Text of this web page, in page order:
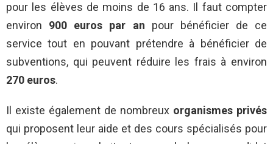
pour les élèves de moins de 16 ans. Il faut compter
environ 900 euros par an pour bénéficier de ce
service tout en pouvant prétendre à bénéficier de
subventions, qui peuvent réduire les frais à environ
270 euros.
Il existe également de nombreux organismes privés
qui proposent leur aide et des cours spécialisés pour